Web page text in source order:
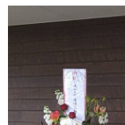
支
介
く
「